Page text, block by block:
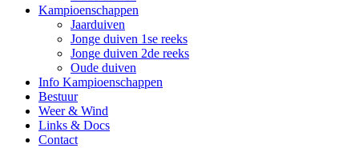
Kampioenschappen
Jaarduiven
Jonge duiven 1se reeks
Jonge duiven 2de reeks
Oude duiven
Info Kampioenschappen
Bestuur
Weer & Wind
Links & Docs
Contact